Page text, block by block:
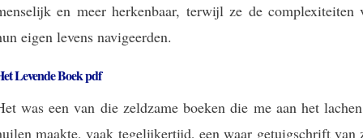
en meer herkenbaar, terwijl ze de complexiteiten
eigen levens navigeerden.
Levende Boek pdf
was een van die zeldzame boeken die me aan het
maakte, vaak tegelijkertijd, een waar getuigschrift van